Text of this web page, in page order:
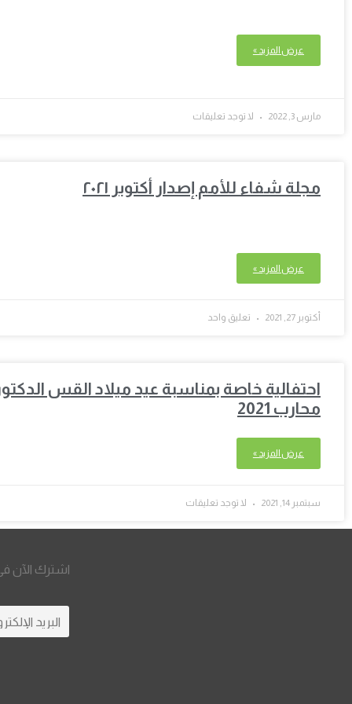
عرض المزيد »
مارس 3, 2022 لا توجد تعليقات
مجلة شفاء للأمم إصدار أكتوبر ٢٠٢١
عرض المزيد »
أكتوبر 27, 2021 تعليق واحد
احتفالية خاصة بمناسبة عيد ميلاد القس
محارب 2021
عرض المزيد »
سبتمبر 14, 2021 لا توجد تعليقات
اشترك الآن